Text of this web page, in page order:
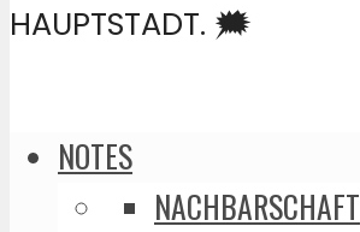
HAUPTSTADT. 🗯️
NOTES
NACHBARSCHAFT